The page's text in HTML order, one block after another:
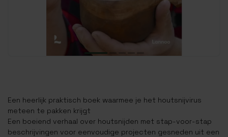
Een heerlijk praktisch boek waarmee je het houtsnijvirus
meteen te pakken krijgt
Een boeiend verhaal over houtsnijden met stap-voor-stap
beschrijvingen voor eenvoudige projecten gesneden uit een